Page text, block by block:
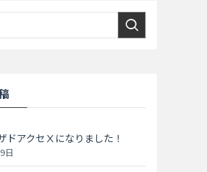
ドアクセⅩになりました！
日